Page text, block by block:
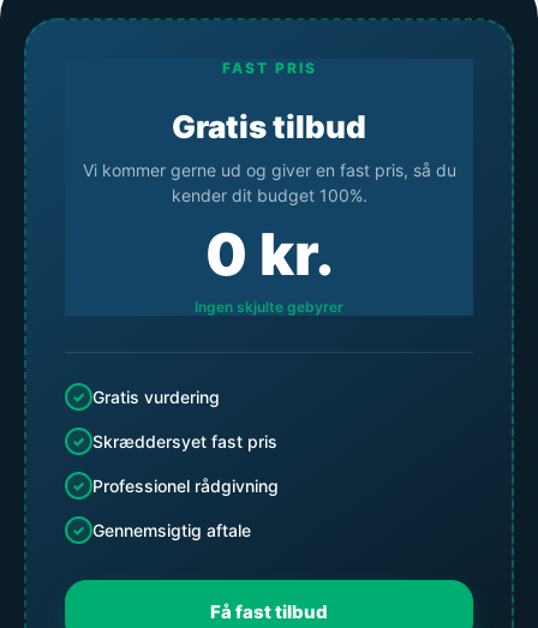
FAST PRIS
Gratis tilbud
Vi kommer gerne ud og giver en fast pris, så du
kender dit budget 100%.
0 kr.
Ingen skjulte gebyrer
Gratis vurdering
Skræddersyet fast pris
Professionel rådgivning
Gennemsigtig aftale
Få fast tilbud